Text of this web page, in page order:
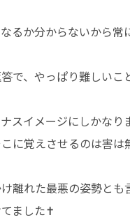
るか分からないから常
で、やっぱり難しい
スイメージにしかなり
に覚えさせるのは害は
離れた最悪の姿勢とも
ました✝️